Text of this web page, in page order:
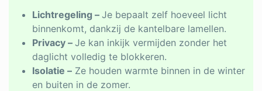
Lichtregeling – Je bepaalt zelf hoeveel licht
binnenkomt, dankzij de kantelbare lamellen.
Privacy – Je kan inkijk vermijden zonder het
daglicht volledig te blokkeren.
Isolatie – Ze houden warmte binnen in de winter
en buiten in de zomer.